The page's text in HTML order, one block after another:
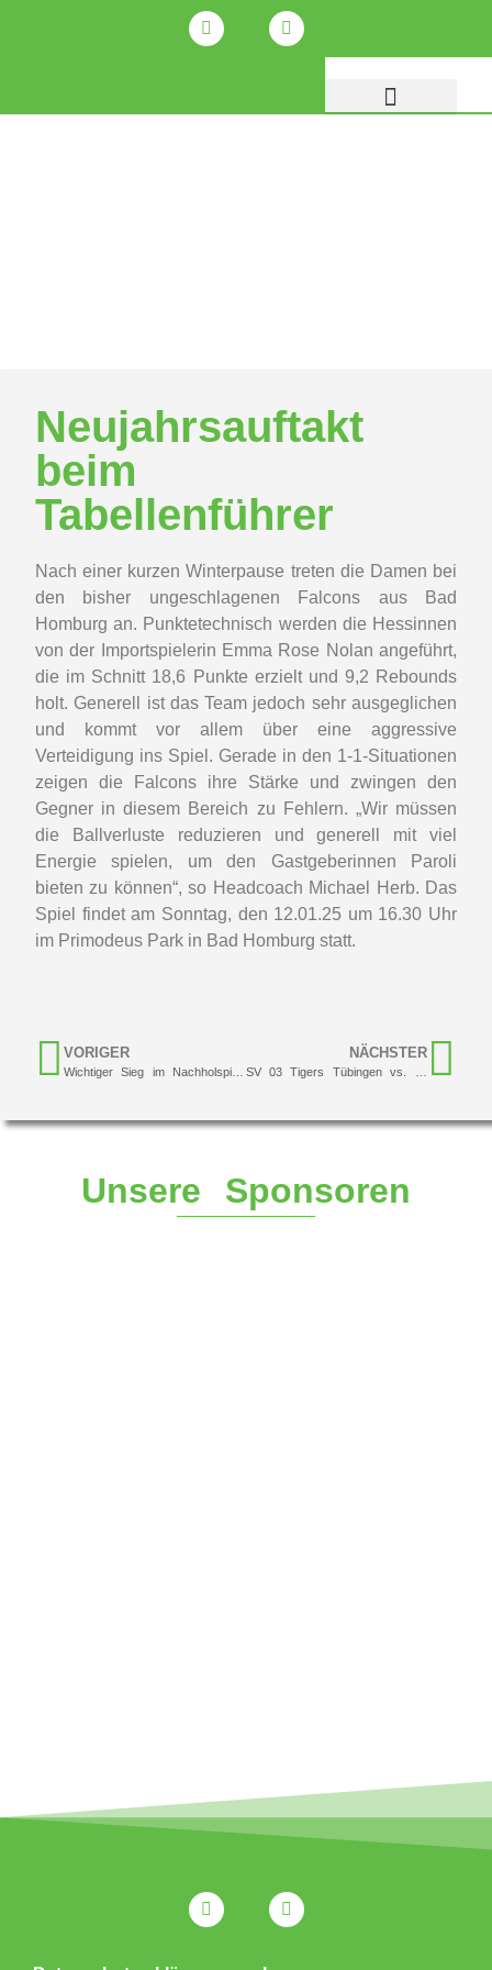
Neujahrsauftakt
beim
Tabellenführer
Nach einer kurzen Winterpause treten die Damen bei
den bisher ungeschlagenen Falcons aus Bad
Homburg an. Punktetechnisch werden die Hessinnen
von der Importspielerin Emma Rose Nolan angeführt,
die im Schnitt 18,6 Punkte erzielt und 9,2 Rebounds
holt. Generell ist das Team jedoch sehr ausgeglichen
und kommt vor allem über eine aggressive
Verteidigung ins Spiel. Gerade in den 1-1-Situationen
zeigen die Falcons ihre Stärke und zwingen den
Gegner in diesem Bereich zu Fehlern. „Wir müssen
die Ballverluste reduzieren und generell mit viel
Energie spielen, um den Gastgeberinnen Paroli
bieten zu können“, so Headcoach Michael Herb. Das
Spiel findet am Sonntag, den 12.01.25 um 16.30 Uhr
im Primodeus Park in Bad Homburg statt.
VORIGER NÄCHSTER
Unsere Sponsoren